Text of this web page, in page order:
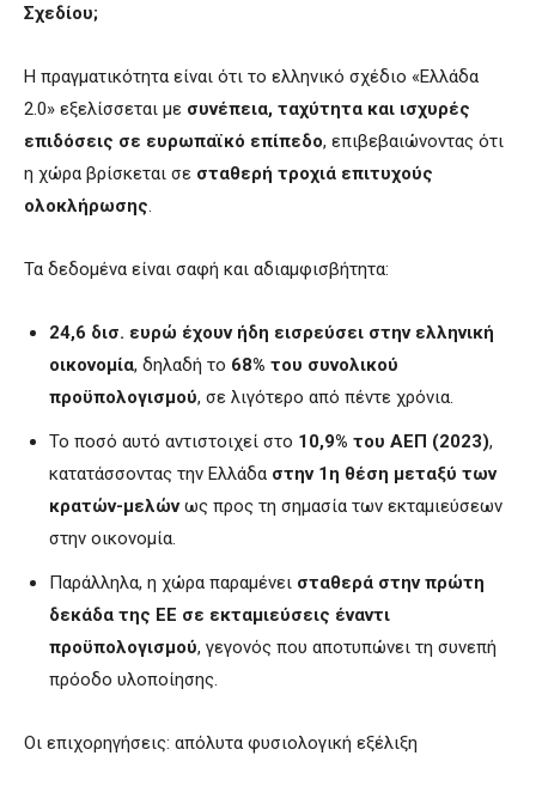
Σχεδίου;
Η πραγματικότητα είναι ότι το ελληνικό σχέδιο «Ελλάδα
2.0» εξελίσσεται με συνέπεια, ταχύτητα και ισχυρές
επιδόσεις σε ευρωπαϊκό επίπεδο, επιβεβαιώνοντας ότι
η χώρα βρίσκεται σε σταθερή τροχιά επιτυχούς
ολοκλήρωσης.
Τα δεδομένα είναι σαφή και αδιαμφισβήτητα:
24,6 δισ. ευρώ έχουν ήδη εισρεύσει στην ελληνική
οικονομία, δηλαδή το 68% του συνολικού
προϋπολογισμού, σε λιγότερο από πέντε χρόνια.
Το ποσό αυτό αντιστοιχεί στο 10,9% του ΑΕΠ (2023),
κατατάσσοντας την Ελλάδα στην 1η θέση μεταξύ των
κρατών-μελώνως προς τη σημασία των εκταμιεύσεων
στην οικονομία.
Παράλληλα, η χώρα παραμένει σταθερά στην πρώτη
δεκάδα της ΕΕ σε εκταμιεύσεις έναντι
προϋπολογισμού, γεγονός που αποτυπώνει τη συνεπή
πρόοδο υλοποίησης.
Οι επιχορηγήσεις: απόλυτα φυσιολογική εξέλιξη